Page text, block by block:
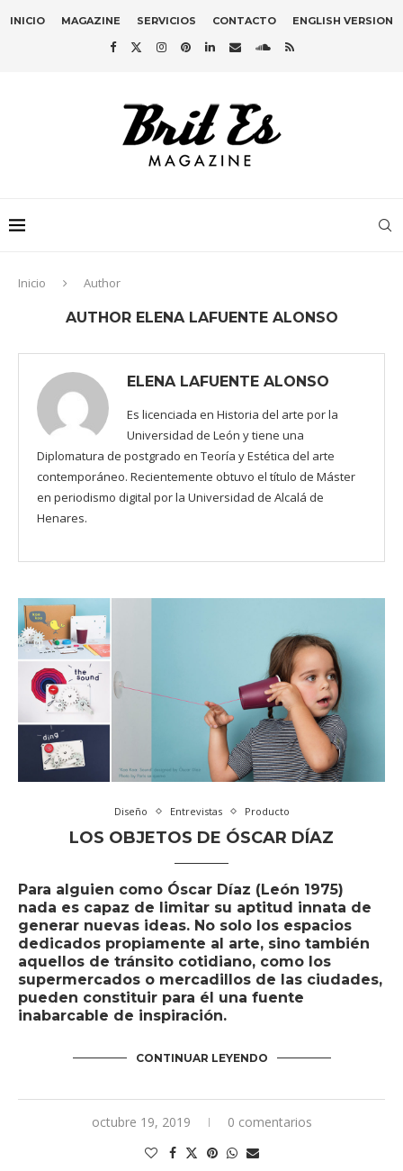
INICIO MAGAZINE SERVICIOS CONTACTO ENGLISH VERSION
Inicio Author
AUTHOR ELENA LAFUENTE ALONSO
ELENA LAFUENTE ALONSO
Es licenciada en Historia del arte por la
Universidad de León y tiene una
Diplomatura de postgrado en Teoría y Estética del arte
contemporáneo. Recientemente obtuvo el título de Máster
en periodismo digital por la Universidad de Alcalá de
Henares.
Diseño Entrevistas Producto
LOS OBJETOS DE ÓSCAR DÍAZ
Para alguien como Óscar Díaz (León 1975)
nada es capaz de limitar su aptitud innata de
generar nuevas ideas. No solo los espacios
dedicados propiamente al arte, sino también
aquellos de tránsito cotidiano, como los
supermercados o mercadillos de las ciudades,
pueden constituir para él una fuente
inabarcable de inspiración.
CONTINUAR LEYENDO
octubre 19, 2019 0 comentarios